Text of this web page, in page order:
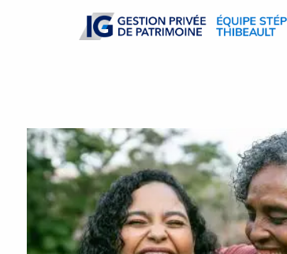
Skip to main content